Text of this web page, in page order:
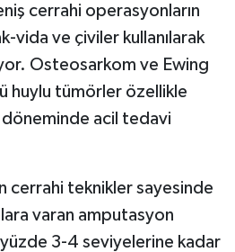
cerrahi operasyonların
vida ve çiviler kullanılarak
Osteosarkom ve Ewing
huylu tümörler özellikle
acil tedavi
cerrahi teknikler sayesinde
varan amputasyon
3-4 seviyelerine kadar